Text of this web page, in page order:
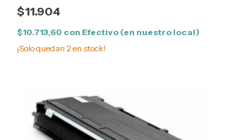
$11.904
$10.713,60 con Efectivo (en nuestro local)
¡Solo quedan 2 en stock!